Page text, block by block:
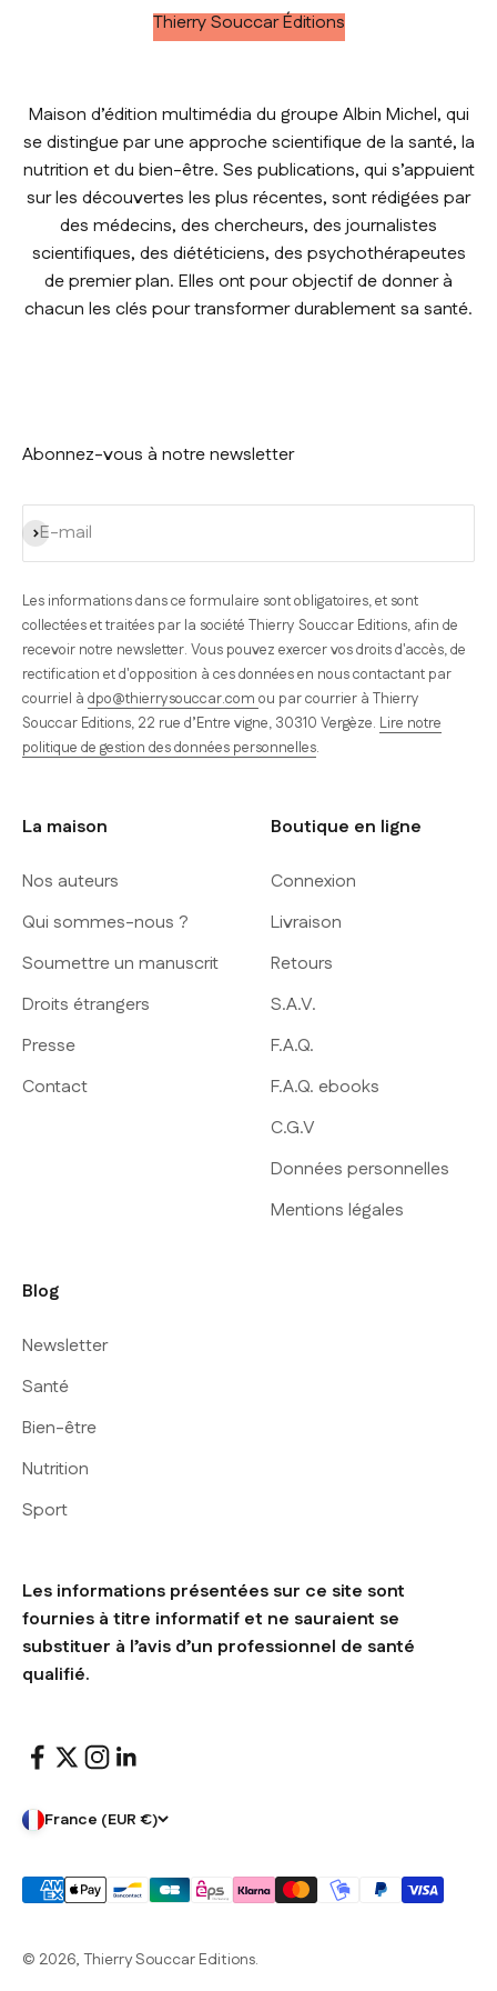
Thierry Souccar Éditions
Maison d’édition multimédia du groupe Albin Michel, qui
se distingue par une approche scientifique de la santé, la
nutrition et du bien-être. Ses publications, qui s’appuient
sur les découvertes les plus récentes, sont rédigées par
des médecins, des chercheurs, des journalistes
scientifiques, des diététiciens, des psychothérapeutes
de premier plan. Elles ont pour objectif de donner à
chacun les clés pour transformer durablement sa santé.
Abonnez-vous à notre newsletter
E-mail
S'inscrire
Les informations dans ce formulaire sont obligatoires, et sont
collectées et traitées par la société Thierry Souccar Editions, afin de
recevoir notre newsletter. Vous pouvez exercer vos droits d'accès, de
rectification et d'opposition à ces données en nous contactant par
courriel à dpo@thierrysouccar.com ou par courrier à Thierry
Souccar Editions, 22 rue d’Entre vigne, 30310 Vergèze. Lire notre
politique de gestion des données personnelles.
La maison
Nos auteurs
Qui sommes-nous ?
Soumettre un manuscrit
Droits étrangers
Presse
Contact
Boutique en ligne
Connexion
Livraison
Retours
S.A.V.
F.A.Q.
F.A.Q. ebooks
C.G.V
Données personnelles
Mentions légales
Blog
Newsletter
Santé
Bien-être
Nutrition
Sport
Les informations présentées sur ce site sont
fournies à titre informatif et ne sauraient se
substituer à l’avis d’un professionnel de santé
qualifié.
France (EUR €)
© 2026, Thierry Souccar Editions.